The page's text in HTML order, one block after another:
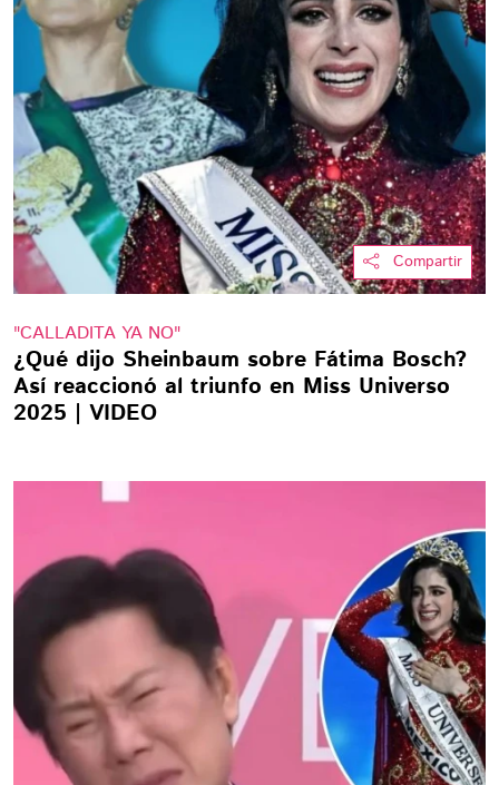
Compartir
"CALLADITA YA NO"
¿Qué dijo Sheinbaum sobre Fátima Bosch?
Así reaccionó al triunfo en Miss Universo
2025 | VIDEO